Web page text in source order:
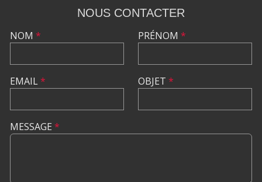
NOUS CONTACTER
NOM *
EMAIL*
PRÉNOM *
OBJET *
MESSAGE *